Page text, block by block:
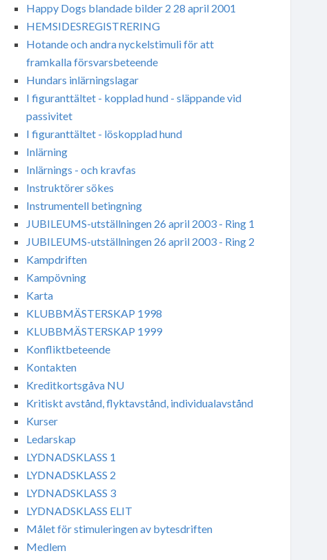
Happy Dogs blandade bilder 2 28 april 2001
HEMSIDESREGISTRERING
Hotande och andra nyckelstimuli för att
framkalla försvarsbeteende
Hundars inlärningslagar
I figuranttältet - kopplad hund - släppande vid
passivitet
I figuranttältet - löskopplad hund
Inlärning
Inlärnings - och kravfas
Instruktörer sökes
Instrumentell betingning
JUBILEUMS-utställningen 26 april 2003 - Ring 1
JUBILEUMS-utställningen 26 april 2003 - Ring 2
Kampdriften
Kampövning
Karta
KLUBBMÄSTERSKAP 1998
KLUBBMÄSTERSKAP 1999
Konfliktbeteende
Kontakten
Kreditkortsgåva NU
Kritiskt avstånd, flyktavstånd, individualavstånd
Kurser
Ledarskap
LYDNADSKLASS 1
LYDNADSKLASS 2
LYDNADSKLASS 3
LYDNADSKLASS ELIT
Målet för stimuleringen av bytesdriften
Medlem